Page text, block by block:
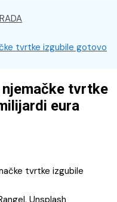
tvrtke izgubile gotovo
tvrtke
eura
Unsplash